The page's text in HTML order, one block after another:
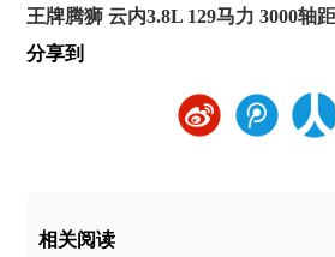
王牌腾狮 云内3.8L 129马力 3000轴
分享到
相关阅读